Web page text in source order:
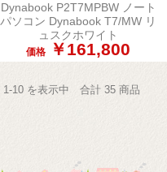
Dynabook P2T7MPBW ノート
パソコン Dynabook T7/MW リ
ュスクホワイト
価格 ￥161,800
簡易表示
1-10 を表示中 合計 35 商品